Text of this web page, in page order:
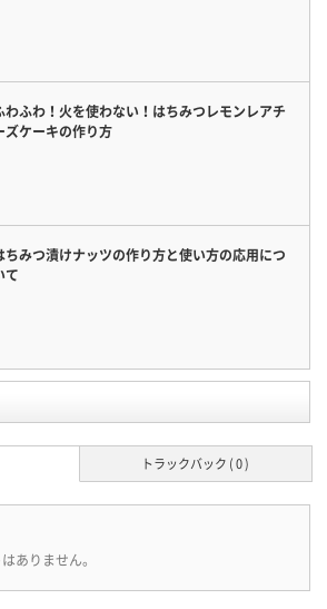
わふわ！火を使わない！はちみつレモンレアチ
ズケーキの作り方
ちみつ漬けナッツの作り方と使い方の応用につ
て
トラックバック ( 0 )
ありません。